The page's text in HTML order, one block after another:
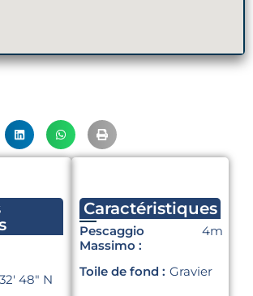
48″ N
Caractéristiques
Pescaggio
Massimo :
4m
Toile de fond : Gravier